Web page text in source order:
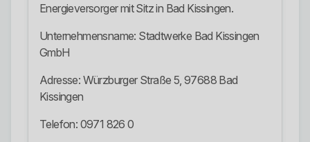
Energieversorger mit Sitz in Bad Kissingen.
Unternehmensname: Stadtwerke Bad Kissingen
GmbH
Adresse: Würzburger Straße 5, 97688 Bad
Kissingen
Telefon: 0971 826 0